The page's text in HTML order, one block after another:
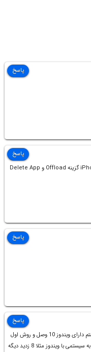
پاسخ
چرا تو قسمت iPhone Storage گزینه Offload و Delete App
پاسخ
پاسخ
نکته: هارد تون رو به یک سیستم دارای ویندوز 10 وصل و روش اول
را انجام بدید. بعد اگر هارد رو به سیستمی با ویندوز مثلا 8 زدید دیگه
پاسخ